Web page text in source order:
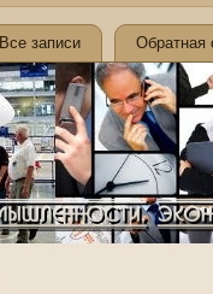
Все записи Обратная